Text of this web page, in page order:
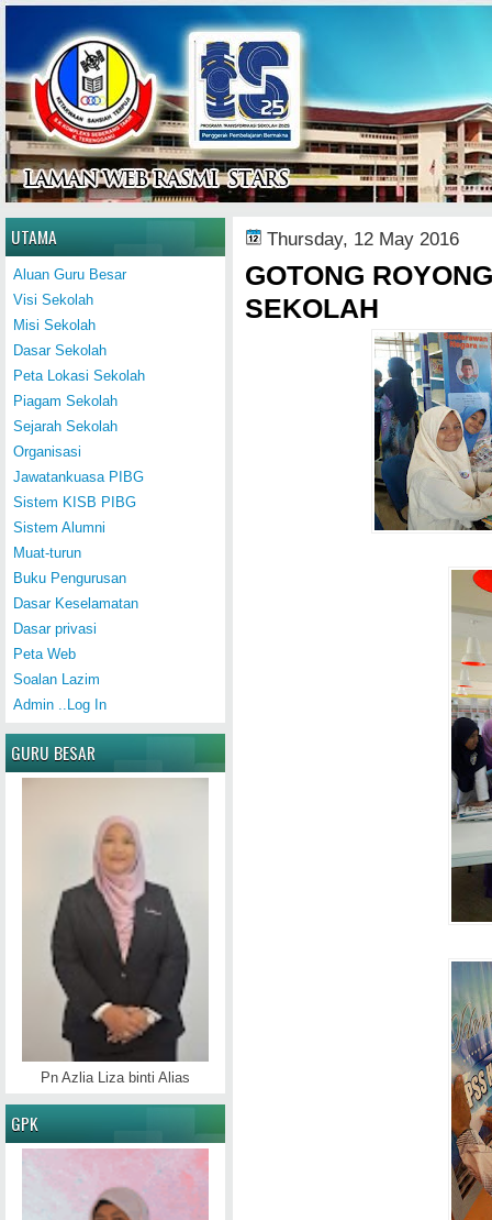
Home
Thursday, 12 May 2016
GOTONG
SEKOLAH
UTAMA
Aluan Guru Besar
Visi Sekolah
Misi Sekolah
Dasar Sekolah
Peta Lokasi Sekolah
Piagam Sekolah
Sejarah Sekolah
Organisasi
Jawatankuasa PIBG
Sistem KISB PIBG
Sistem Alumni
Muat-turun
Buku Pengurusan
Dasar Keselamatan
Dasar privasi
Peta Web
Soalan Lazim
Admin ..Log In
GURU BESAR
Pn Azlia Liza binti Alias
GPK